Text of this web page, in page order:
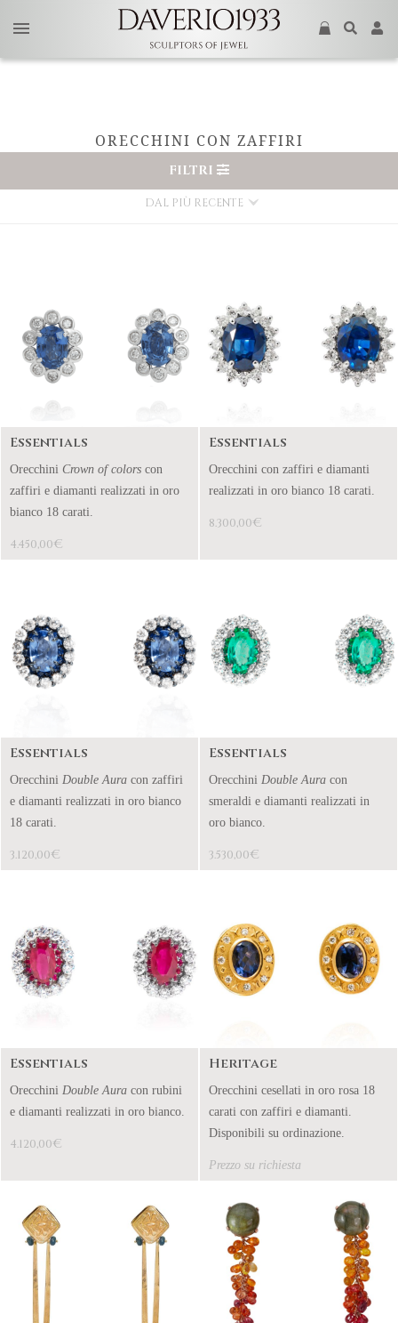
ORECCHINI CON ZAFFIRI
DAL PIÙ RECENTE
Essentials
Orecchini Crown of colors con
zaffiri e diamanti realizzati in oro
bianco 18 carati.
4.450,00€
Essentials
Orecchini con zaffiri e diamanti
realizzati in oro bianco 18 carati.
8.300,00€
Essentials
Orecchini Double Aura con zaffiri
e diamanti realizzati in oro bianco
18 carati.
3.120,00€
Essentials
Orecchini Double Aura con
smeraldi e diamanti realizzati in
oro bianco.
3.530,00€
Essentials
Orecchini Double Aura con rubini
e diamanti realizzati in oro bianco.
4.120,00€
Heritage
Orecchini cesellati in oro rosa 18
carati con zaffiri e diamanti.
Disponibili su ordinazione.
Prezzo su richiesta
FILTRI